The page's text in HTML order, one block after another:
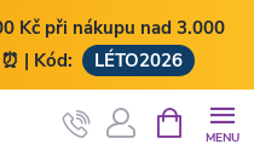
Kč při nákupu nad 3.000
| Kód:
LÉTO2026
NÁKUPNÍ
KOŠÍK